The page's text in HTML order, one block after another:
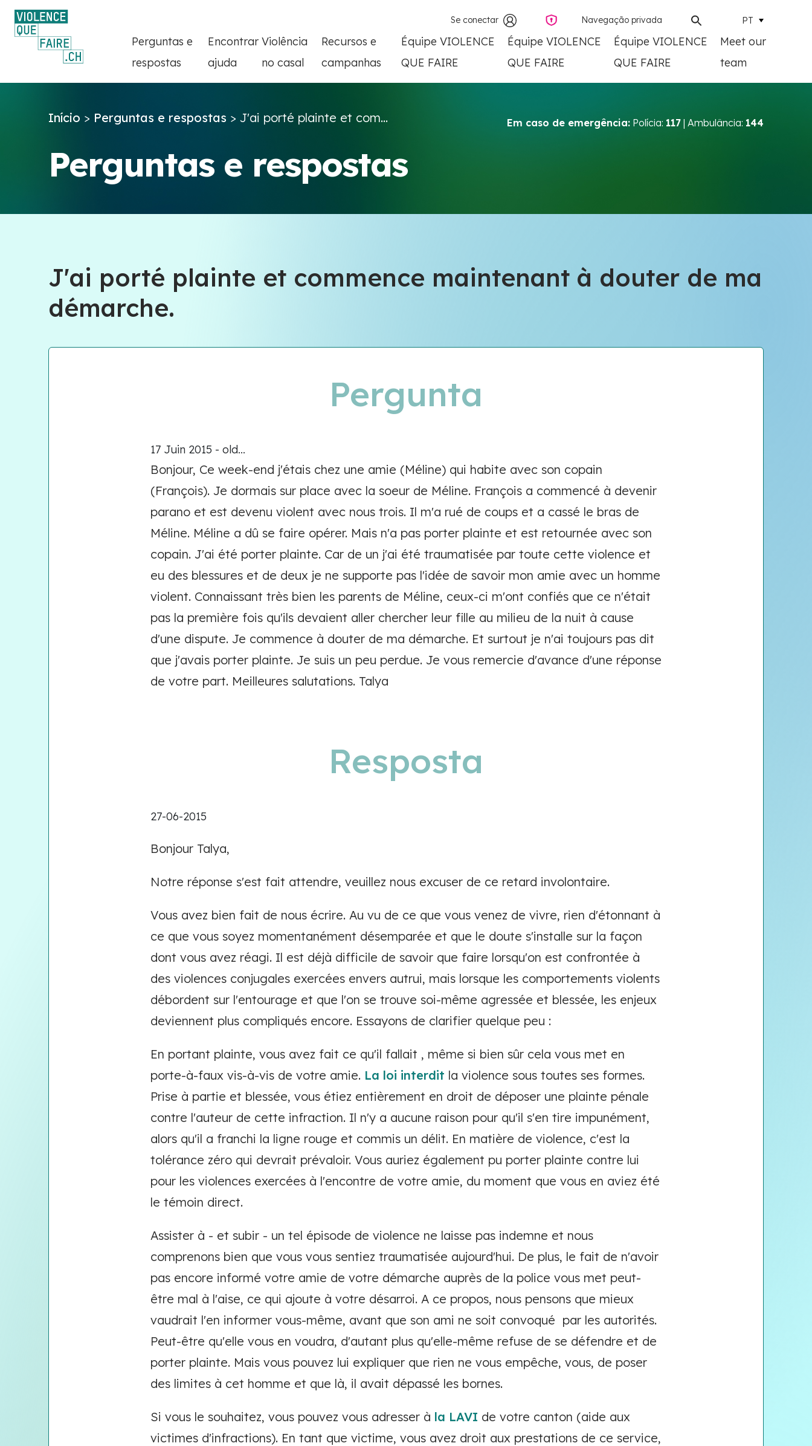
Se conectar Navegação privada PT
Perguntas e
respostas
Encontrar
ajuda
Violência
no casal
Recursos e
campanhas
Équipe VIOLENCE
QUE FAIRE
Équipe VIOLENCE
QUE FAIRE
Équipe VIOLENCE
QUE FAIRE
Meet our
team
Início > Perguntas e respostas > J'ai porté plainte et com... Em caso de emergência: Polícia: 117 | Ambulância: 144
Perguntas e respostas
J'ai porté plainte et commence maintenant à douter de ma
démarche.
Pergunta
17 Juin 2015 - old...
Bonjour, Ce week-end j'étais chez une amie (Méline) qui habite avec son copain
(François). Je dormais sur place avec la soeur de Méline. François a commencé à devenir
parano et est devenu violent avec nous trois. Il m'a rué de coups et a cassé le bras de
Méline. Méline a dû se faire opérer. Mais n'a pas porter plainte et est retournée avec son
copain. J'ai été porter plainte. Car de un j'ai été traumatisée par toute cette violence et
eu des blessures et de deux je ne supporte pas l'idée de savoir mon amie avec un homme
violent. Connaissant très bien les parents de Méline, ceux-ci m'ont confiés que ce n'était
pas la première fois qu'ils devaient aller chercher leur fille au milieu de la nuit à cause
d'une dispute. Je commence à douter de ma démarche. Et surtout je n'ai toujours pas dit
que j'avais porter plainte. Je suis un peu perdue. Je vous remercie d'avance d'une réponse
de votre part. Meilleures salutations. Talya
Resposta
27-06-2015
Bonjour Talya,
Notre réponse s'est fait attendre, veuillez nous excuser de ce retard involontaire.
Vous avez bien fait de nous écrire. Au vu de ce que vous venez de vivre, rien d'étonnant à
ce que vous soyez momentanément désemparée et que le doute s'installe sur la façon
dont vous avez réagi. Il est déjà difficile de savoir que faire lorsqu'on est confrontée à
des violences conjugales exercées envers autrui, mais lorsque les comportements violents
débordent sur l'entourage et que l'on se trouve soi-même agressée et blessée, les enjeux
deviennent plus compliqués encore. Essayons de clarifier quelque peu :
En portant plainte, vous avez fait ce qu'il fallait , même si bien sûr cela vous met en
porte-à-faux vis-à-vis de votre amie. La loi interdit la violence sous toutes ses formes.
Prise à partie et blessée, vous étiez entièrement en droit de déposer une plainte pénale
contre l'auteur de cette infraction. Il n'y a aucune raison pour qu'il s'en tire impunément,
alors qu'il a franchi la ligne rouge et commis un délit. En matière de violence, c'est la
tolérance zéro qui devrait prévaloir. Vous auriez également pu porter plainte contre lui
pour les violences exercées à l'encontre de votre amie, du moment que vous en aviez été
le témoin direct.
Assister à - et subir - un tel épisode de violence ne laisse pas indemne et nous
comprenons bien que vous vous sentiez traumatisée aujourd'hui. De plus, le fait de n'avoir
pas encore informé votre amie de votre démarche auprès de la police vous met peut-
être mal à l'aise, ce qui ajoute à votre désarroi. A ce propos, nous pensons que mieux
vaudrait l'en informer vous-même, avant que son ami ne soit convoqué par les autorités.
Peut-être qu'elle vous en voudra, d'autant plus qu'elle-même refuse de se défendre et de
porter plainte. Mais vous pouvez lui expliquer que rien ne vous empêche, vous, de poser
des limites à cet homme et que là, il avait dépassé les bornes.
Si vous le souhaitez, vous pouvez vous adresser à la LAVI de votre canton (aide aux
victimes d'infractions). En tant que victime, vous avez droit aux prestations de ce service,